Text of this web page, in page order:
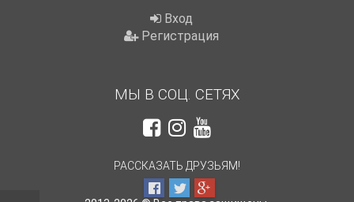
Вход
Регистрация
МЫ В СОЦ. СЕТЯХ
РАССКАЗАТЬ ДРУЗЬЯМ!